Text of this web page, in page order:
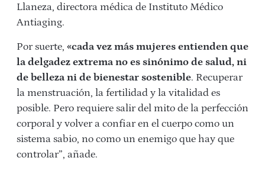
Llaneza, directora médica de Instituto Médico
Antiaging.
Por suerte, «cada vez más mujeres entienden que
la delgadez extrema no es sinónimo de salud, ni
de belleza ni de bienestar sostenible. Recuperar
la menstruación, la fertilidad y la vitalidad es
posible. Pero requiere salir del mito de la perfección
corporal y volver a confiar en el cuerpo como un
sistema sabio, no como un enemigo que hay que
controlar”, añade.